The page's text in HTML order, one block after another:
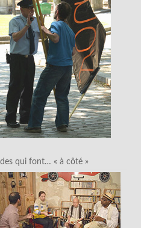
des qui font… « à côté »